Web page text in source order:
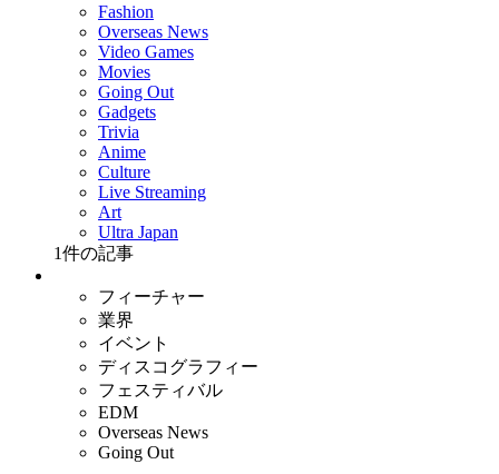
Fashion
Overseas News
Video Games
Movies
Going Out
Gadgets
Trivia
Anime
Culture
Live Streaming
Art
Ultra Japan
1件の記事
フィーチャー
業界
イベント
ディスコグラフィー
フェスティバル
EDM
Overseas News
Going Out